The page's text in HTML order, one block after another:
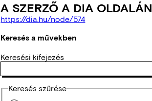
A SZERZŐ A DIA OLDALÁN
https://dia.hu/node/574
Keresés a művekben
Keresési kifejezés
Keresés szűrése